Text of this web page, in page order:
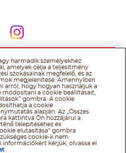
Kövessen
Nutella® cookie tájékoztató
információk Impresszum
Ferrero
tájékoztató
harmadik személyekhez
amelyek célja a teljesítmény
szokásainak megfelelő, és az
megjelenítése. Amennyiben
arról, hogy hogyan használjuk a
a cookie beállításait,
gombra. A cookie
a cookie
alapján. Az „Összes
kattintva Ön hozzájárul a
telepítéséhez és
elutasítása” gombra
cookie-k nem
információkért kérjük, olvassa el